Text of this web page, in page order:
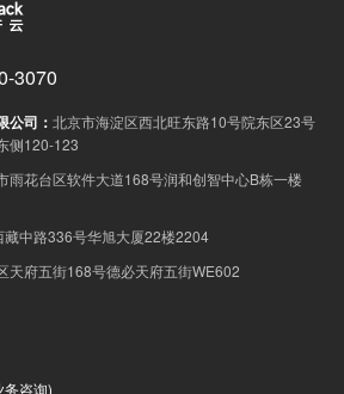
3070
公司 ： 北京市海淀区西北旺东路10号院东区23号
侧120-123
雨花台区软件大道168号润和创智中心B栋一楼
藏中路336号华旭大厦22楼2204
天府五街168号德必天府五街WE602
务咨询)